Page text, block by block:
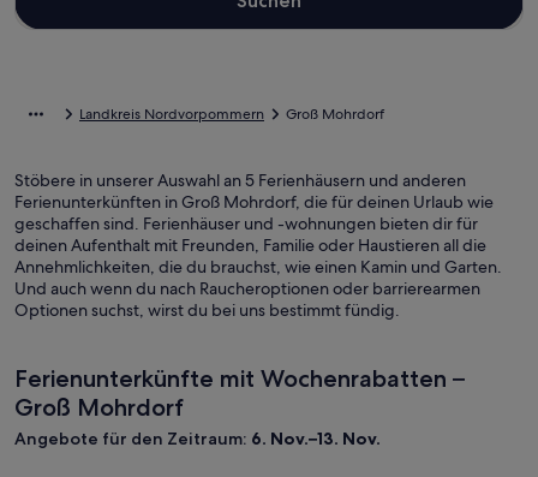
Landkreis Nordvorpommern Groß Mohrdorf
Stöbere in unserer Auswahl an 5 Ferienhäusern und anderen
Ferienunterkünften in Groß Mohrdorf, die für deinen Urlaub wie
geschaffen sind. Ferienhäuser und -wohnungen bieten dir für
deinen Aufenthalt mit Freunden, Familie oder Haustieren all die
Annehmlichkeiten, die du brauchst, wie einen Kamin und Garten.
Und auch wenn du nach Raucheroptionen oder barrierearmen
Optionen suchst, wirst du bei uns bestimmt fündig.
Ferienunterkünfte mit Wochenrabatten –
Groß Mohrdorf
Angebote für den Zeitraum: 6. Nov.–13. Nov.